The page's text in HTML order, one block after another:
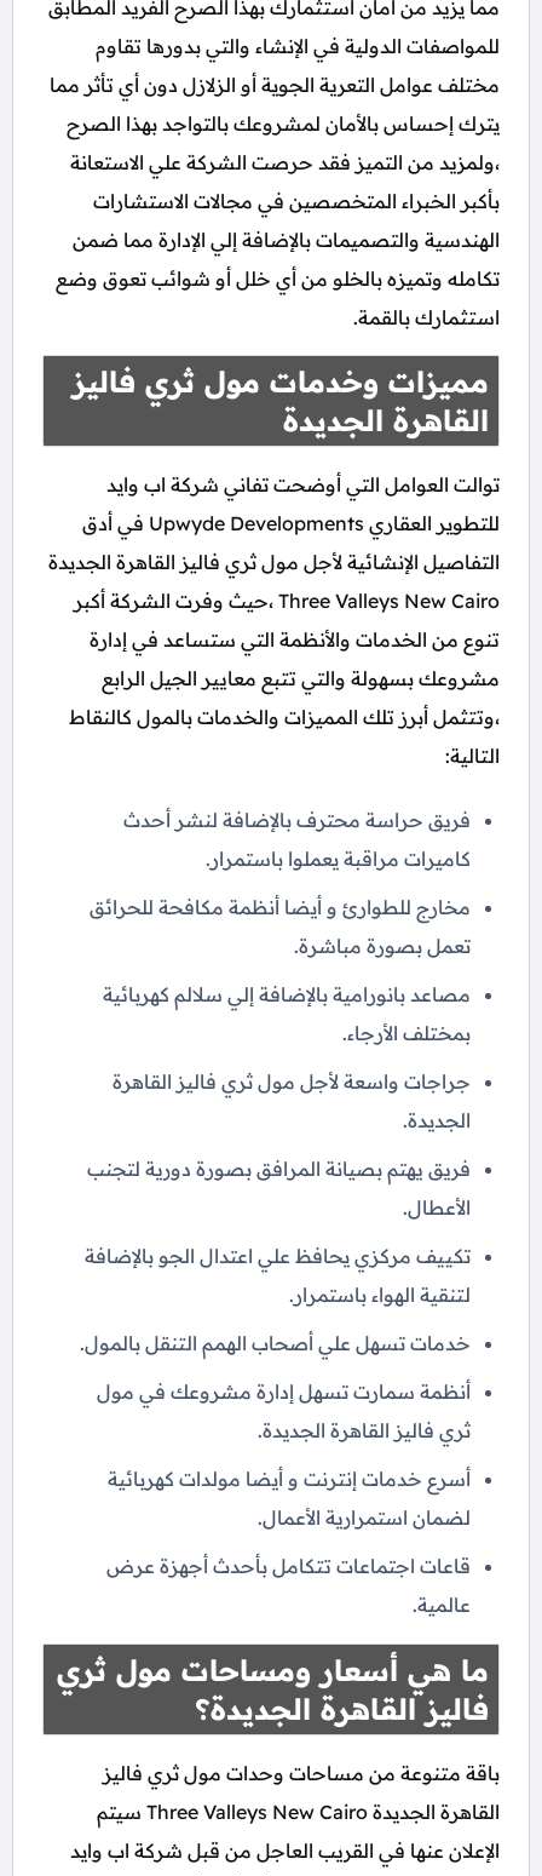
مما يزيد من أمان استثمارك بهذا الصرح الفريد المطابق
للمواصفات الدولية في الإنشاء والتي بدورها تقاوم
مختلف عوامل التعرية الجوية أو الزلازل دون أي تأثر مما
يترك إحساس بالأمان لمشروعك بالتواجد بهذا الصرح
،ولمزيد من التميز فقد حرصت الشركة علي الاستعانة
بأكبر الخبراء المتخصصين في مجالات الاستشارات
الهندسية والتصميمات بالإضافة إلي الإدارة مما ضمن
تكامله وتميزه بالخلو من أي خلل أو شوائب تعوق وضع
استثمارك بالقمة.
مميزات وخدمات مول ثري فاليز
القاهرة الجديدة
توالت العوامل التي أوضحت تفاني شركة اب وايد
للتطوير العقاري Upwyde Developments في أدق
التفاصيل الإنشائية لأجل مول ثري فاليز القاهرة الجديدة
Three Valleys New Cairo ،حيث وفرت الشركة أكبر
تنوع من الخدمات والأنظمة التي ستساعد في إدارة
مشروعك بسهولة والتي تتبع معايير الجيل الرابع
،وتتثمل أبرز تلك المميزات والخدمات بالمول كالنقاط
التالية:
فريق حراسة محترف بالإضافة لنشر أحدث
كاميرات مراقبة يعملوا باستمرار.
مخارج للطوارئ و أيضا أنظمة مكافحة للحرائق
تعمل بصورة مباشرة.
مصاعد بانورامية بالإضافة إلي سلالم كهربائية
بمختلف الأرجاء.
جراجات واسعة لأجل مول ثري فاليز القاهرة
الجديدة.
فريق يهتم بصيانة المرافق بصورة دورية لتجنب
الأعطال.
تكييف مركزي يحافظ علي اعتدال الجو بالإضافة
لتنقية الهواء باستمرار.
خدمات تسهل علي أصحاب الهمم التنقل بالمول.
أنظمة سمارت تسهل إدارة مشروعك في مول
ثري فاليز القاهرة الجديدة.
أسرع خدمات إنترنت و أيضا مولدات كهربائية
لضمان استمرارية الأعمال.
قاعات اجتماعات تتكامل بأحدث أجهزة عرض
عالمية.
ما هي أسعار ومساحات مول ثري
فاليز القاهرة الجديدة؟
باقة متنوعة من مساحات وحدات مول ثري فاليز
القاهرة الجديدة Three Valleys New Cairo سيتم
الإعلان عنها في القريب العاجل من قبل شركة اب وايد